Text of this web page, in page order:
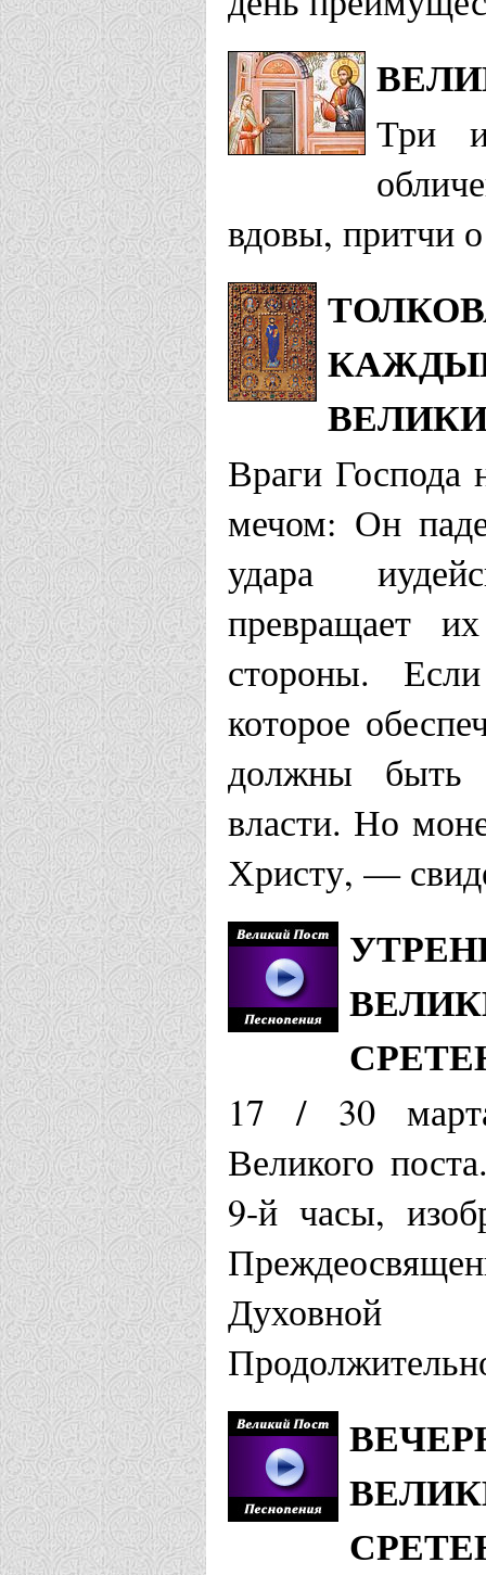
Три
вдовы, притчи
Враги Господа
мечом: Он
удара
превращает
стороны.
которое
должны быть
власти. Но
Христу, —
17 / 30
Великого
9-й часы,
Духовной